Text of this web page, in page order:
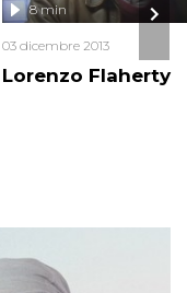
Lorenzo Flaherty
8 min
03 dicembre 2013